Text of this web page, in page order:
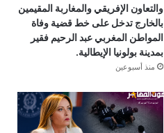
والتعاون الإفريقي والمغاربة المقيمين
بالخارج تدخل على خط قضية وفاة
المواطن المغربي عبد الرحيم فقير
بمدينة بولونيا الإيطالية.
منذ أسبوعين